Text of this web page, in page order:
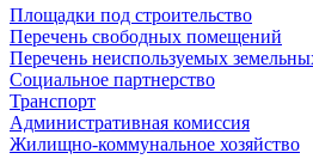
Площадки под строительство
Перечень свободных помещений
Перечень неиспользуемых
Социальное партнерство
Транспорт
Административная комиссия
Жилищно-коммунальное хозяйство